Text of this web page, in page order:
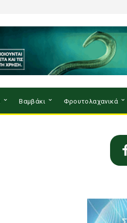
Βαμβάκι Φρουτολαχανικά